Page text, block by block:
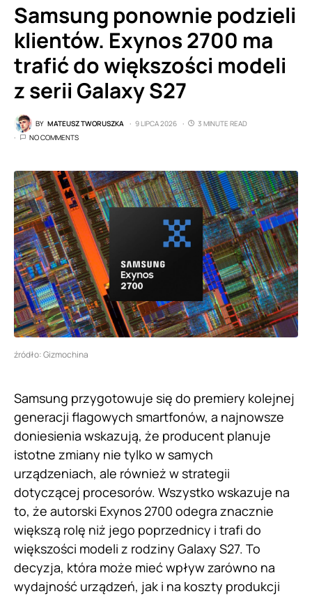
Samsung ponownie podzieli
klientów. Exynos 2700 ma
trafić do większości modeli
z serii Galaxy S27
BY MATEUSZ TWORUSZKA 9 LIPCA 2026
3 MINUTE READ
NO COMMENTS
źródło: Gizmochina
Samsung przygotowuje się do premiery kolejnej
generacji flagowych smartfonów, a najnowsze
doniesienia wskazują, że producent planuje
istotne zmiany nie tylko w samych
urządzeniach, ale również w strategii
dotyczącej procesorów. Wszystko wskazuje na
to, że autorski Exynos 2700 odegra znacznie
większą rolę niż jego poprzednicy i trafi do
większości modeli z rodziny Galaxy S27. To
decyzja, która może mieć wpływ zarówno na
wydajność urządzeń, jak i na koszty produkcji